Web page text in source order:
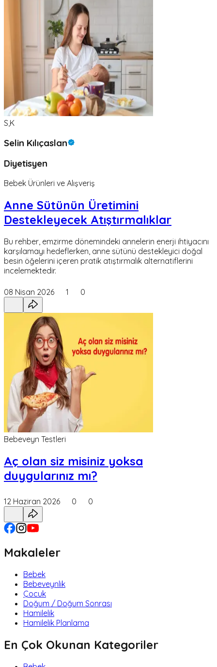
S,K
Selin Kılıçaslan
Diyetisyen
Bebek Ürünleri ve Alışveriş
Anne Sütünün Üretimini
Destekleyecek Atıştırmalıklar
Bu rehber, emzirme dönemindeki annelerin enerji ihtiyacını
karşılamayı hedeflerken, anne sütünü destekleyici doğal
besin öğelerini içeren pratik atıştırmalık alternatiflerini
incelemektedir.
08 Nisan 2026 1 0
Bebeveyn Testleri
Aç olan siz misiniz yoksa
duygularınız mı?
12 Haziran 2026 0 0
Makaleler
Bebek
Bebeveynlik
Çocuk
Doğum / Doğum Sonrası
Hamilelik
Hamilelik Planlama
En Çok Okunan Kategoriler